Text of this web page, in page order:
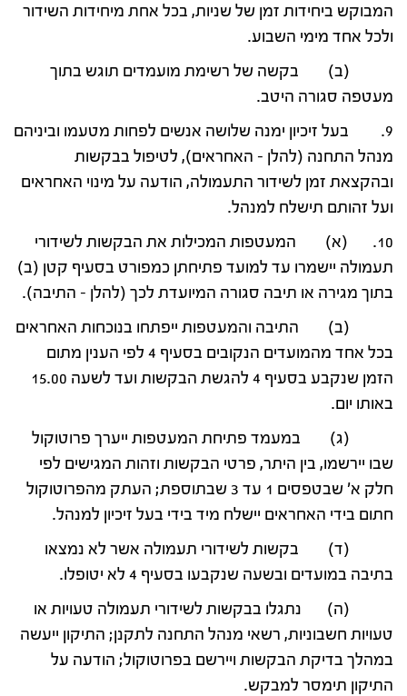
המבוקש ביחידות זמן של שניות, בכל אחת מיחידות השידור
ולכל אחד מימי השבוע.
(ב) בקשה של רשימת מועמדים תוגש בתוך
מעטפה סגורה היטב.
9. בעל זיכיון ימנה שלושה אנשים לפחות מטעמו וביניהם
מנהל התחנה (להלן – האחראים), לטיפול בבקשות
ובהקצאת זמן לשידור התעמולה, הודעה על מינוי האחראים
ועל זהותם תישלח למנהל.
10. (א) המעטפות המכילות את הבקשות לשידורי
תעמולה יישמרו עד למועד פתיחתן כמפורט בסעיף קטן (ב)
בתוך מגירה או תיבה סגורה המיועדת לכך (להלן – התיבה).
(ב) התיבה והמעטפות ייפתחו בנוכחות האחראים
בכל אחד מהמועדים הנקובים בסעיף 4 לפי הענין מתום
הזמן שנקבע בסעיף 4 להגשת הבקשות ועד לשעה 15.00
באותו יום.
(ג) במעמד פתיחת המעטפות ייערך פרוטוקול
שבו יירשמו, בין היתר, פרטי הבקשות וזהות המגישים לפי
חלק א' שבטפסים 1 עד 3 שבתוספת; העתק מהפרוטוקול
חתום בידי האחראים יישלח מיד בידי בעל זיכיון למנהל.
(ד) בקשות לשידורי תעמולה אשר לא נמצאו
בתיבה במועדים ובשעה שנקבעו בסעיף 4 לא יטופלו.
(ה) נתגלו בבקשות לשידורי תעמולה טעויות או
טעויות חשבוניות, רשאי מנהל התחנה לתקנן; התיקון ייעשה
במהלך בדיקת הבקשות ויירשם בפרוטוקול; הודעה על
התיקון תימסר למבקש.